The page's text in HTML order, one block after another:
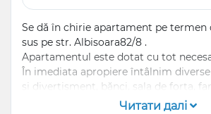
Se dă în chirie apartament pe termen
sus pe str. Albisoara82/8 .
Apartamentul este dotat cu tot
În imediata apropiere întâlnim
și divertisment, bănci, sala de forta,
Читати далі